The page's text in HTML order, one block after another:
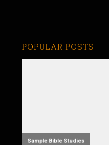
POPULAR POSTS
Sample Bible Studies